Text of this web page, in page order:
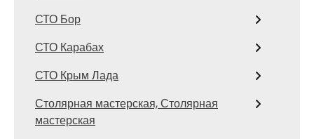
СТО Бор
СТО Карабах
СТО Крым Лада
Столярная мастерская, Столярная
мастерская